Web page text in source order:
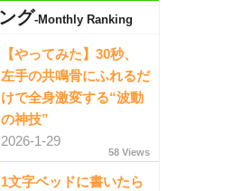
グ-Monthly Ranking
【やってみた】30秒、
左手の共鳴骨にふれるだ
けで全身激変する“波動
の神技”
2026-1-29
58 Views
1文字ベッドに書いたら